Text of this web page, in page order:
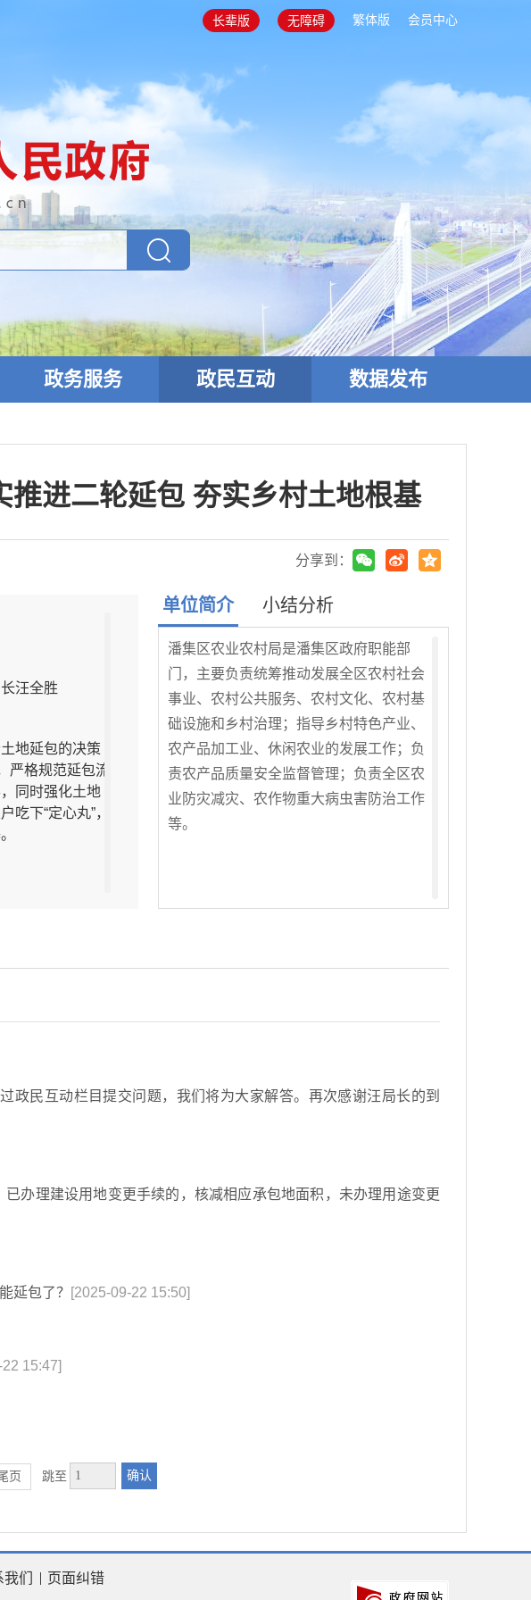
长辈版 无障碍 繁体版 会员中心
政务服务 政民互动 数据发布
进二轮延包 夯实乡村土地根基
分享到：
汪全胜
地延包的决策
严格规范延包流
同时强化土地
吃下“定心丸”，
单位简介 小结分析
潘集区农业农村局是潘集区政府职能部
门，主要负责统筹推动发展全区农村社会
事业、农村公共服务、农村文化、农村基
础设施和乡村治理；指导乡村特色产业、
农产品加工业、休闲农业的发展工作；负
责农产品质量安全监督管理；负责全区农
业防灾减灾、农作物重大病虫害防治工作
等。
民互动栏目提交问题，我们将为大家解答。再次感谢汪局长的到
办理建设用地变更手续的，核减相应承包地面积，未办理用途变更
延包了？ [2025-09-22 15:50]
15:47]
页 跳至 确认
们 页面纠错